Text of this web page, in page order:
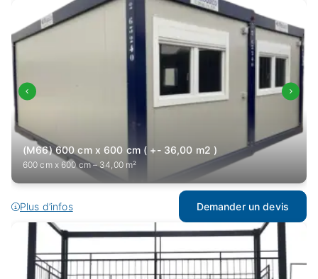
(M66) 600 cm x 600 cm ( +- 36,00 m2 )
600 cm x 600 cm – 34,00 m²
Plus d’infos Demander un devis